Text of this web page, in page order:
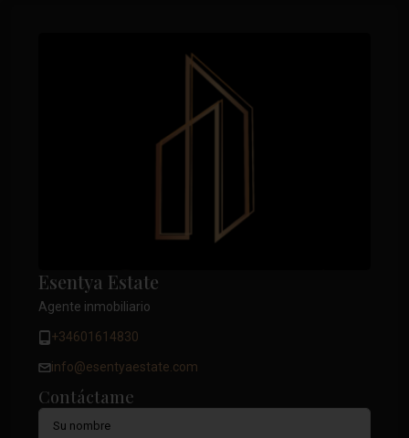
Esentya Estate
Agente inmobiliario
+34601614830
info@esentyaestate.com
Contáctame